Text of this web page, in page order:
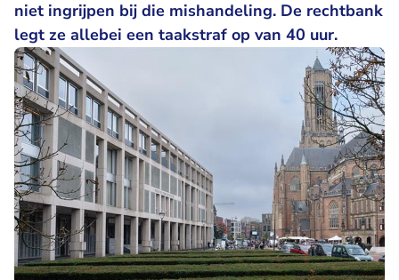
niet ingrijpen bij die mishandeling. De rechtbank
legt ze allebei een taakstraf op van 40 uur.